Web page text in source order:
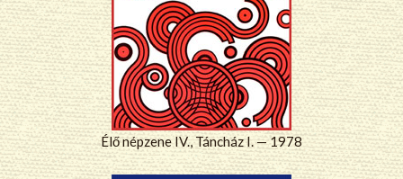
Élő népzene IV., Táncház I. — 1978